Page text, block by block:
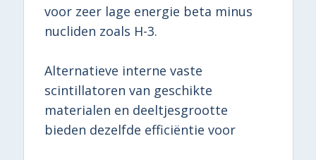
voor zeer lage energie beta minus
nucliden zoals H-3.
Alternatieve interne vaste
scintillatoren van geschikte
materialen en deeltjesgrootte
bieden dezelfde efficiëntie voor